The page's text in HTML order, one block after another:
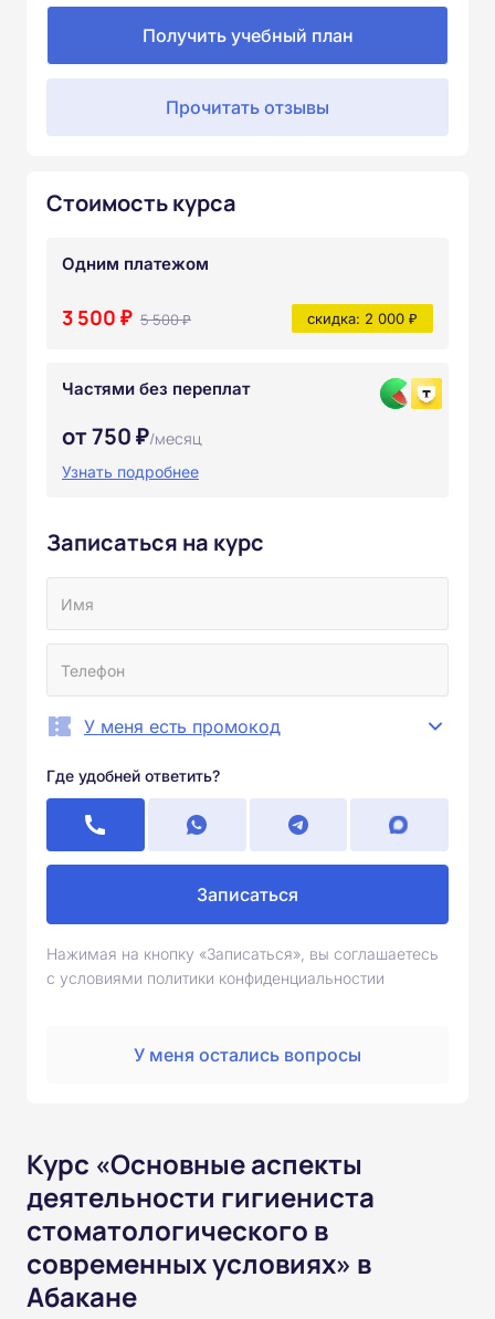
Получить учебный план
Прочитать отзывы
Стоимость курса
Одним платежом
3 500 ₽ 5 500 ₽ скидка: 2 000 ₽
Частями без переплат
от 750 ₽/месяц
Узнать подробнее
Записаться на курс
У меня есть промокод
Где удобней ответить?
Записаться
Нажимая на кнопку «Записаться», вы соглашаетесь
с условиями политики конфиденциальностии
У меня остались вопросы
Курс «Основные аспекты
деятельности гигиениста
стоматологического в
современных условиях» в
Абакане